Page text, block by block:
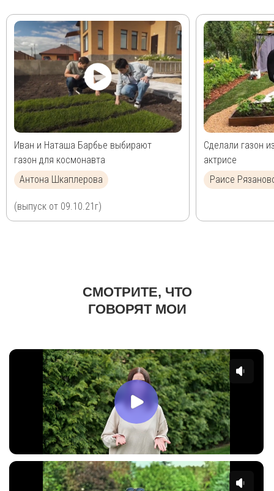
Иван и Наташа Барбье выбирают
газон для космонавта
(выпуск от 09.10.21г)
Антона Шкаплерова
Сделали газон
актрисе
Раисе
СМОТРИТЕ, ЧТО
ГОВОРЯТ МОИ